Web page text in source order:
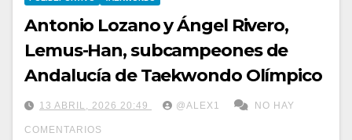
Antonio Lozano y Ángel Rivero,
Lemus-Han, subcampeones de
Andalucía de Taekwondo Olímpico
13 ABRIL, 2026 20:49 @ALEX1 NO HAY
COMENTARIOS